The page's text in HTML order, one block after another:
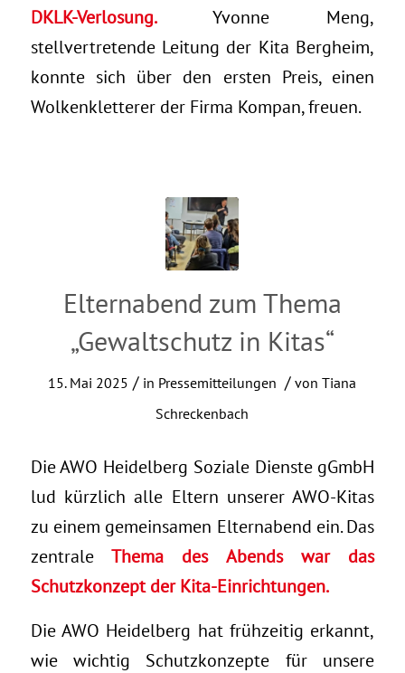
DKLK-Verlosung.Yvonne Meng,
stellvertretende Leitung der Kita Bergheim,
konnte sich über den ersten Preis, einen
Wolkenkletterer der Firma Kompan, freuen.
Elternabend zum Thema
„Gewaltschutz in Kitas“
15. Mai 2025 / in Pressemitteilungen / vonTiana
Schreckenbach
Die AWO Heidelberg Soziale Dienste gGmbH
lud kürzlich alle Eltern unserer AWO-Kitas
zu einem gemeinsamen Elternabend ein. Das
zentraleThema des Abends war das
Schutzkonzept der Kita-Einrichtungen.
Die AWO Heidelberg hat frühzeitig erkannt,
wie wichtig Schutzkonzepte für unsere